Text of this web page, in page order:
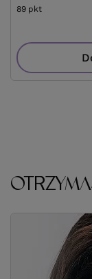
89 pktpunktów